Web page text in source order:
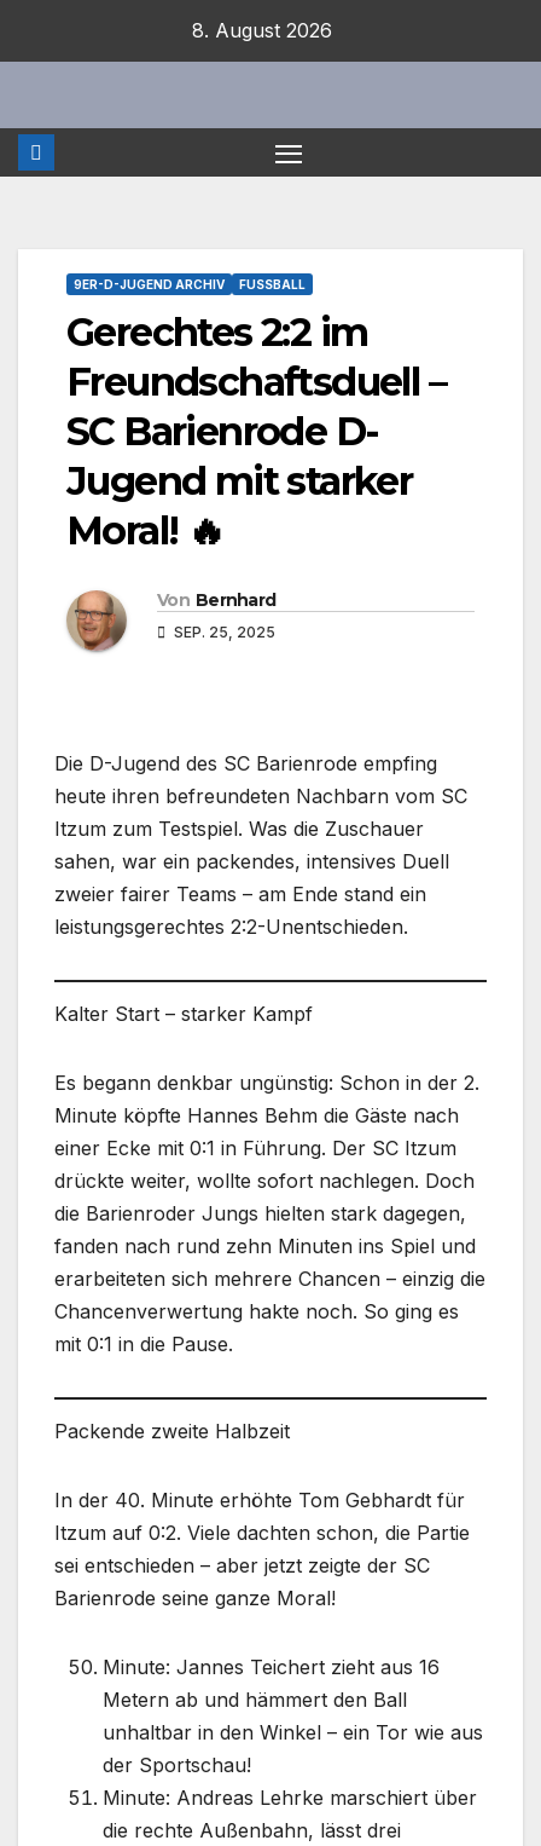
8. August 2026
9ER-D-JUGEND ARCHIV FUSSBALL
Gerechtes 2:2 im
Freundschaftsduell –
SC Barienrode D-
Jugend mit starker
Moral! 🔥
Von Bernhard
SEP. 25, 2025
Die D-Jugend des SC Barienrode empfing
heute ihren befreundeten Nachbarn vom SC
Itzum zum Testspiel. Was die Zuschauer
sahen, war ein packendes, intensives Duell
zweier fairer Teams – am Ende stand ein
leistungsgerechtes 2:2-Unentschieden.
Kalter Start – starker Kampf
Es begann denkbar ungünstig: Schon in der 2.
Minute köpfte Hannes Behm die Gäste nach
einer Ecke mit 0:1 in Führung. Der SC Itzum
drückte weiter, wollte sofort nachlegen. Doch
die Barienroder Jungs hielten stark dagegen,
fanden nach rund zehn Minuten ins Spiel und
erarbeiteten sich mehrere Chancen – einzig die
Chancenverwertung hakte noch. So ging es
mit 0:1 in die Pause.
Packende zweite Halbzeit
In der 40. Minute erhöhte Tom Gebhardt für
Itzum auf 0:2. Viele dachten schon, die Partie
sei entschieden – aber jetzt zeigte der SC
Barienrode seine ganze Moral!
Minute: Jannes Teichert zieht aus 16
Metern ab und hämmert den Ball
unhaltbar in den Winkel – ein Tor wie aus
der Sportschau!
Minute: Andreas Lehrke marschiert über
die rechte Außenbahn, lässt drei